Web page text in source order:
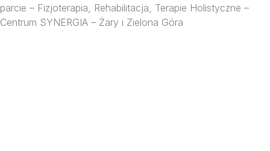
parcie – Fizjoterapia, Rehabilitacja, Terapie Holistyczne –
Centrum SYNERGIA – Żary i Zielona Góra